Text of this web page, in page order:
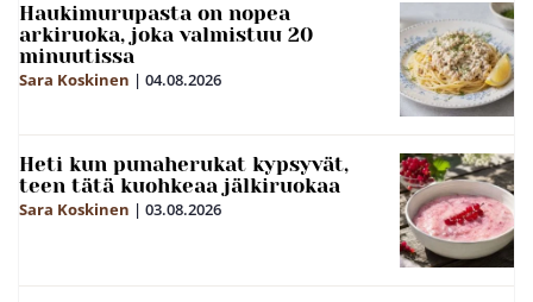
Haukimurupasta on nopea
arkiruoka, joka valmistuu 20
minuutissa
Sara Koskinen | 04.08.2026
Heti kun punaherukat kypsyvät,
teen tätä kuohkeaa jälkiruokaa
Sara Koskinen | 03.08.2026